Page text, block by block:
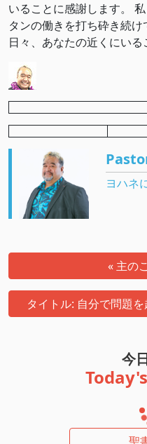
いることに感謝します。
タンの働きを打ち砕き続け
日々、あなたの近くにいる
ヨハネ
« 主の
タイトル: 自分で問題
今